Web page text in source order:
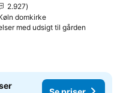
2.927
domkirke
med udsigt til gården